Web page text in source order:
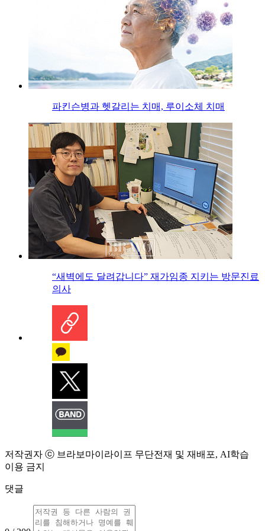
파킨슨병과 헷갈리는 치매, 루이소체 치매
“새벽에도 달려갑니다” 재가임종 지키는 방문진료
의사
저작권자 ⓒ 브라보마이라이프 무단전재 및 재배포, AI학습
이용 금지
댓글